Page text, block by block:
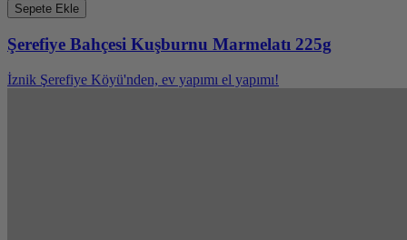
Sepete Ekle
Şerefiye Bahçesi Kuşburnu Marmelatı 225g
İznik Şerefiye Köyü'nden, ev yapımı el yapımı!